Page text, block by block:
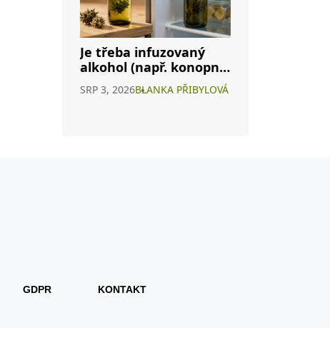
Je třeba infuzovaný
alkohol (např. konopné
víno) skladovat v
lednici? Kompletní
SRP 3, 2026BLANKA PŘIBYLOVÁ
GDPR KONTAKT